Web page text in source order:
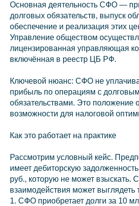
Основная деятельность СФО —
долговых обязательств, выпуск
обеспечение и реализация этих
Управление обществом
лицензированная управляющая
включённая в реестр ЦБ РФ.
Ключевой нюанс: СФО не
прибыль по операциям с
обязательствами. Это положение
возможности для налоговой
Как это работает на практике
Рассмотрим условный кейс.
имеет дебиторскую
руб., которую не может взыскать.
взаимодействия может выглядеть
1. СФО приобретает долги за 10